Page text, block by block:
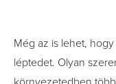
Még az is lehet,
léptedet. Olyan